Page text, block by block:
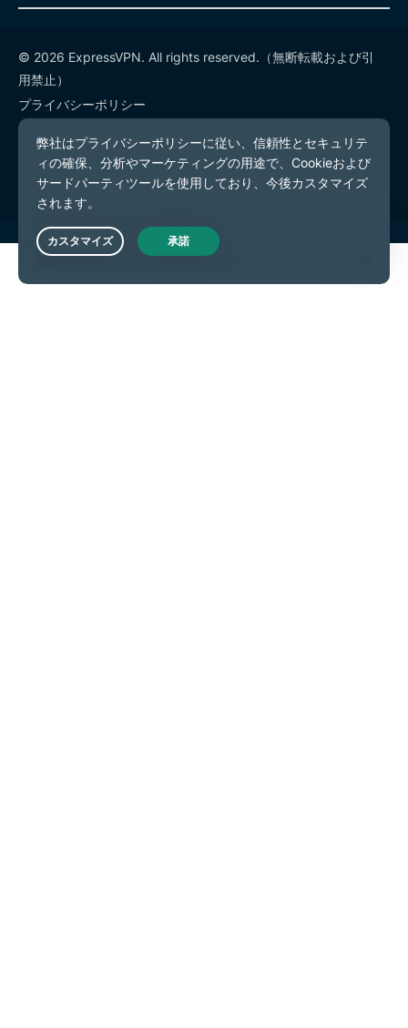
© 2026 ExpressVPN. All rights reserved.（無断転載および引
用禁止）
プライバシーポリシー
利用規約
Cookieの設定